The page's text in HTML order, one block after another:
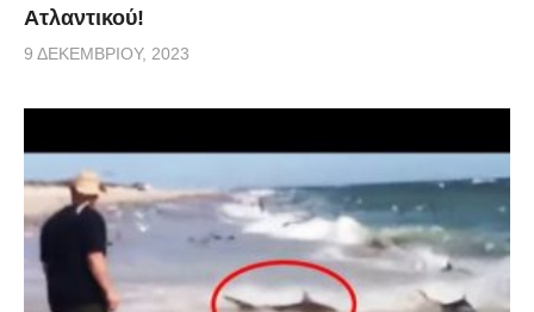
Ατλαντικού!
9 ΔΕΚΕΜΒΡΊΟΥ, 2023